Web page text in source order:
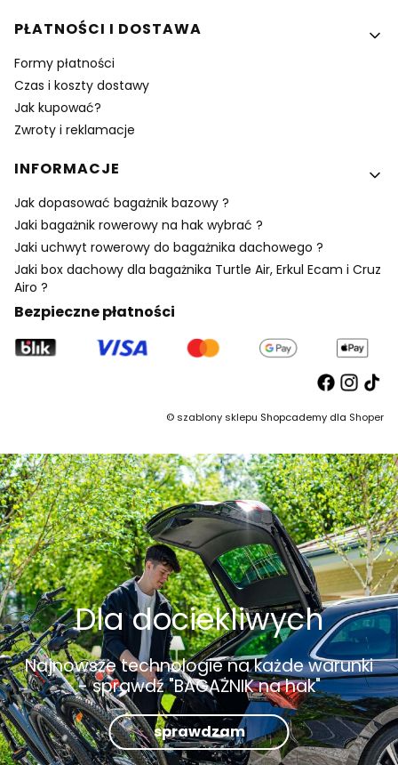
PŁATNOŚCI I DOSTAWA
Formy płatności
Czas i koszty dostawy
Jak kupować?
Zwroty i reklamacje
INFORMACJE
Jak dopasować bagażnik bazowy ?
Jaki bagażnik rowerowy na hak wybrać ?
Jaki uchwyt rowerowy do bagażnika dachowego ?
Jaki box dachowy dla bagażnika Turtle Air, Erkul Ecam i Cruz
Airo ?
Bezpieczne płatności
©szablony sklepu Shopcademy dla Shoper
Dla dociekliwych
Najnowsze technologie na każde warunki
- sprawdź "BAGAŻNIK na hak"
sprawdzam